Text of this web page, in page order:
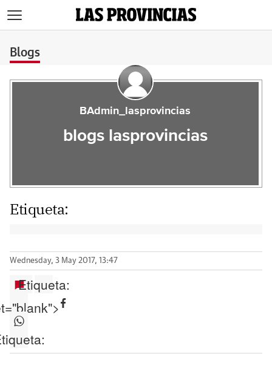
Blogs
BAdmin_lasprovincias
blogs lasprovincias
Etiqueta:
Wednesday, 3 May 2017, 13:47
Etiqueta: